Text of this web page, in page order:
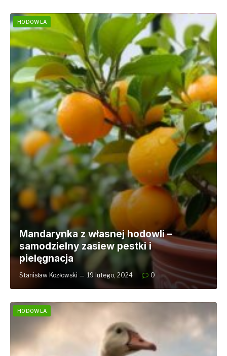
HODOWLA
Mandarynka z własnej hodowli –
samodzielny zasiew pestki i
pielęgnacja
Stanisław Kozłowski 19 lutego, 2024 0
HODOWLA